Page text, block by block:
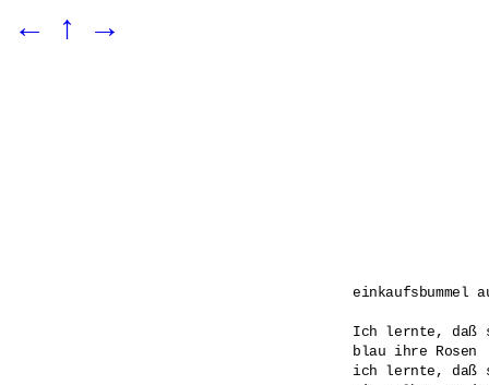
← ↑ →
einkaufsbummel
Ich lernte, daß
blau ihre Rosen
ich lernte, daß